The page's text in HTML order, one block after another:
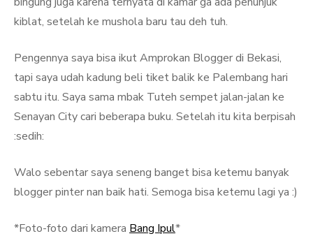
kiblat, setelah ke mushola baru tau deh tuh.
Pengennya saya bisa ikut Amprokan Blogger di Bekasi,
tapi saya udah kadung beli tiket balik ke Palembang hari
sabtu itu. Saya sama mbak Tuteh sempet jalan-jalan ke
Senayan City cari beberapa buku. Setelah itu kita berpisah
:sedih:
Walo sebentar saya seneng banget bisa ketemu banyak
blogger pinter nan baik hati. Semoga bisa ketemu lagi ya :)
*Foto-foto dari kamera Bang Ipul*